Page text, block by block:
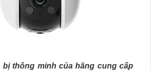
bị thông minh của hãng cung cấp